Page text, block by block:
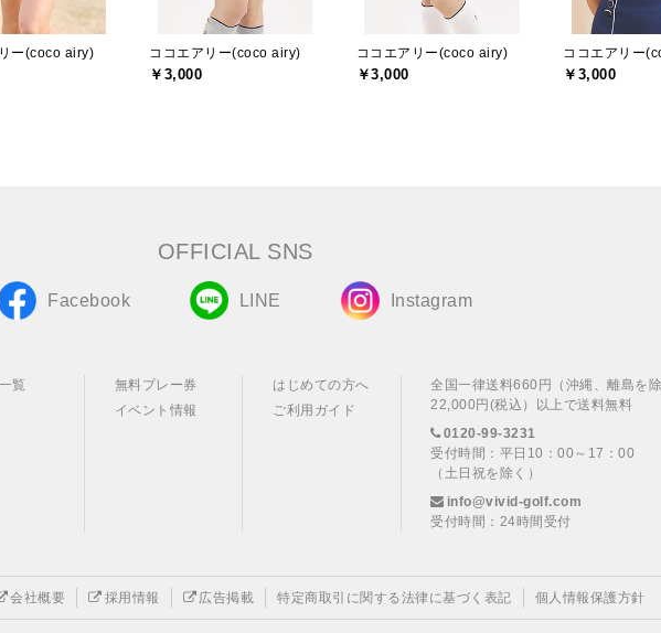
ー(coco airy) ココエアリー(coco airy)
￥3,000
ココエアリー(coco airy)
￥3,000
ココエアリー
￥3,000
OFFICIAL SNS
Facebook LINE Instagram
覧
無料プレー券
イベント情報
はじめての方へ
ご利用ガイド
全国一律送料660円（沖縄、離島を除
22,000円(税込）以上で送料無料
0120-99-3231
受付時間：平日10：00～17：00
（土日祝を除く）
info@vivid-golf.com
受付時間：24時間受付
会社概要 採用情報 広告掲載 特定商取引に関する法律に基づく表記 個人情報保護方針